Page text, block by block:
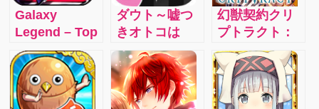
Galaxy
Legend – Top
1 Strategy
Space War
Game
ダウト～嘘つ
きオトコは
誰？～：ドラ
マティックで
スリリングな
謎解き恋愛ス
幻獣契約クリ
プトラクト：
大ヒット王道
ファンタジー
RPG「幻獣契
約クリプトラ